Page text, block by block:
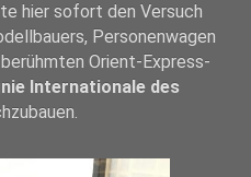
hier sofort den Versuch
Personenwagen
Orient-Express-
Internationale des